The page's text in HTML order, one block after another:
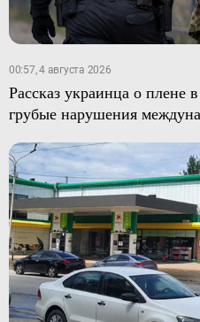
00:57, 4 августа 2026
Рассказ украинца о плене
грубые нарушения